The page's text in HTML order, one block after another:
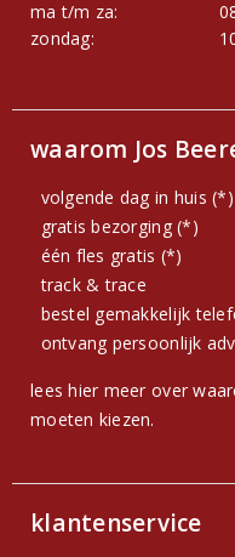
ma t/m za:
zondag:
waarom Jos
volgende dag in huis (*)
gratis bezorging (*)
één fles gratis (*)
track & trace
bestel gemakkelijk
ontvang persoonlijk
lees hier meer over
moeten kiezen.
klantenservice